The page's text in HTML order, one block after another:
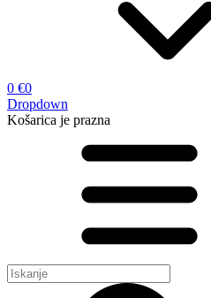
0 €0
Dropdown
Košarica je prazna